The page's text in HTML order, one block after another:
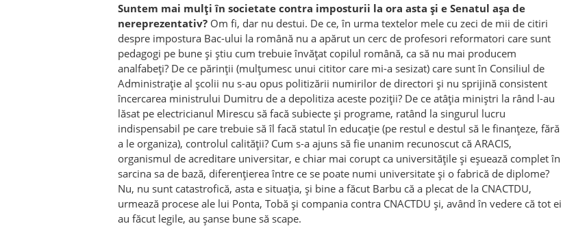
Suntem mai mulți în societate contra imposturii la ora asta și e Senatul așa de
nereprezentativ? Om fi, dar nu destui. De ce, în urma textelor mele cu zeci de mii de citiri
despre impostura Bac-ului la română nu a apărut un cerc de profesori reformatori care sunt
pedagogi pe bune și știu cum trebuie învățat copilul română, ca să nu mai producem
analfabeți? De ce părinții (mulțumesc unui cititor care mi-a sesizat) care sunt în Consiliul de
Administrație al școlii nu s-au opus politizării numirilor de directori și nu sprijină consistent
încercarea ministrului Dumitru de a depolitiza aceste poziții? De ce atâția miniștri la rând l-au
lăsat pe electricianul Mirescu să facă subiecte și programe, ratând la singurul lucru
indispensabil pe care trebuie să îl facă statul în educație (pe restul e destul să le finanțeze, fără
a le organiza), controlul calității? Cum s-a ajuns să fie unanim recunoscut că ARACIS,
organismul de acreditare universitar, e chiar mai corupt ca universitățile și eșuează complet în
sarcina sa de bază, diferențierea între ce se poate numi universitate și o fabrică de diplome?
Nu, nu sunt catastrofică, asta e situația, și bine a făcut Barbu că a plecat de la CNACTDU,
urmează procese ale lui Ponta, Tobă și compania contra CNACTDU și, având în vedere că tot ei
au făcut legile, au șanse bune să scape.